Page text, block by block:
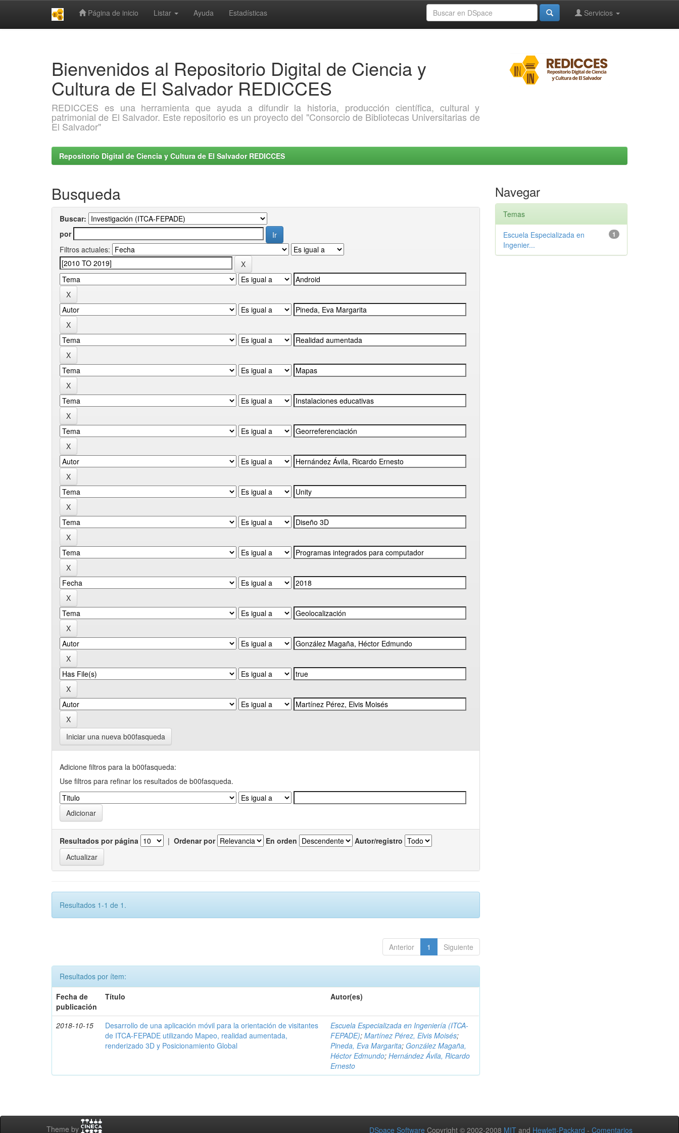
Página de inicio Listar Ayuda Estadísticas Servicios
Bienvenidos al Repositorio Digital de Ciencia y
Cultura de El Salvador REDICCES
REDICCES es una herramienta que ayuda a difundir la historia, producción científica, cultural y
patrimonial de El Salvador. Este repositorio es un proyecto del "Consorcio de Bibliotecas Universitarias de
El Salvador"
Repositorio Digital de Ciencia y Cultura de El Salvador REDICCES
Busqueda
Buscar:
por
Filtros actuales:
Iniciar una nueva b00fasqueda
Adicione filtros para la b00fasqueda:
Use filtros para refinar los resultados de b00fasqueda.
Resultados por página | Ordenar por En orden Autor/registro
Resultados 1-1 de 1.
Anterior 1 Siguiente
Resultados por ítem:
Fecha de
publicación
Título Autor(es)
2018-10-15
Desarrollo de una aplicación móvil para la orientación de visitantes
de ITCA-FEPADE utilizando Mapeo, realidad aumentada,
renderizado 3D y Posicionamiento Global
Escuela Especializada en Ingeniería (ITCA-
FEPADE);Martínez Pérez, Elvis Moisés;
Pineda, Eva Margarita; González Magaña,
Héctor Edmundo;Hernández Ávila, Ricardo
Ernesto
Navegar
Temas
1
Escuela Especializada en
Ingenier...
Theme by DSpace Software Copyright © 2002-2008 MIT and Hewlett-Packard - Comentarios